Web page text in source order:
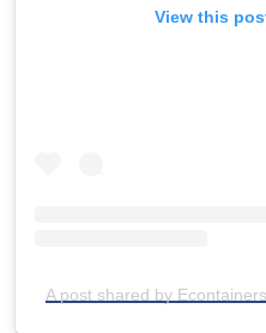
View this
A post shared by